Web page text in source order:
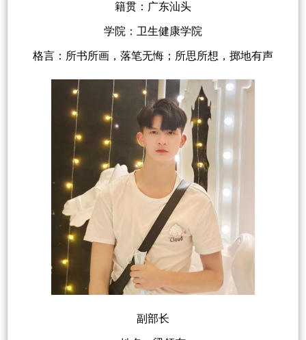
籍贯：广东汕头
学院：卫生健康学院
格言：所书所画，落笔无悔；所思所想，掷地有声
副部长